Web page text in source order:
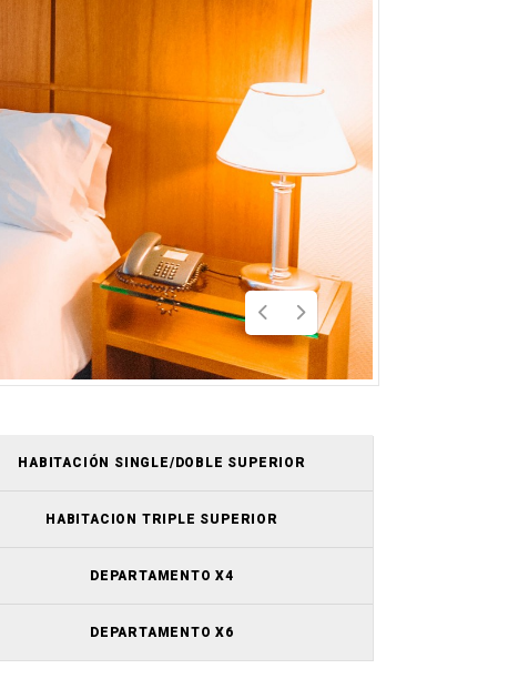
HABITACIÓN SINGLE/DOBLE SUPERIOR
HABITACION TRIPLE SUPERIOR
DEPARTAMENTO X4
DEPARTAMENTO X6